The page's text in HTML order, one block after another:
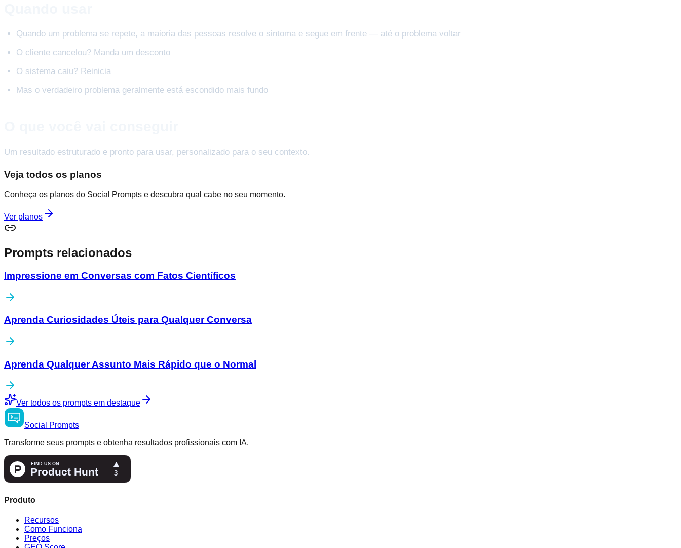
Quando um problema se repete, a maioria das pessoas resolve o sintoma e segue em frente — até o problema voltar
O cliente cancelou? Manda um desconto
O sistema caiu? Reinicia
Mas o verdadeiro problema geralmente está escondido mais fundo
Um resultado estruturado e pronto para usar, personalizado para o seu contexto.
Veja todos os planos
Conheça os planos do Social Prompts e descubra qual cabe no seu momento.
Ver planos
Prompts relacionados
Impressione em Conversas com Fatos Científicos
Aprenda Curiosidades Úteis para Qualquer Conversa
Aprenda Qualquer Assunto Mais Rápido que o Normal
Ver todos os prompts em destaque
Social
Prompts
Transforme seus prompts e obtenha resultados profissionais com IA.
Produto
Recursos
Como Funciona
Preços